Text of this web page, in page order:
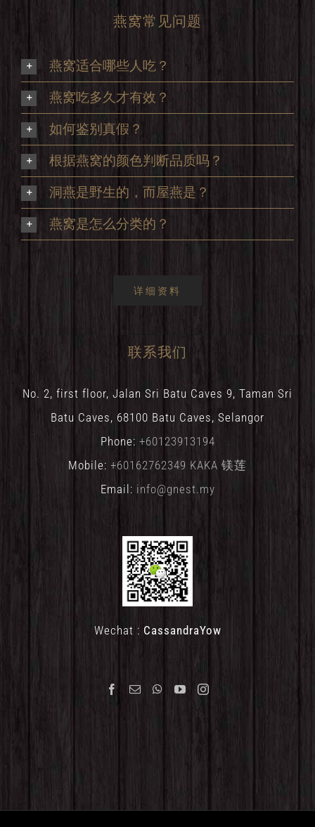
燕窝常见问题
燕窝适合哪些人吃？
燕窝吃多久才有效？
如何鉴别真假？
根据燕窝的颜色判断品质吗？
洞燕是野生的，而屋燕是？
燕窝是怎么分类的？
详细资料
联系我们
No. 2, first floor, Jalan Sri Batu Caves 9, Taman Sri
Batu Caves, 68100 Batu Caves, Selangor
Phone: +60123913194
Mobile: +60162762349 KAKA 镁莲
Email: info@gnest.my
Wechat : CassandraYow